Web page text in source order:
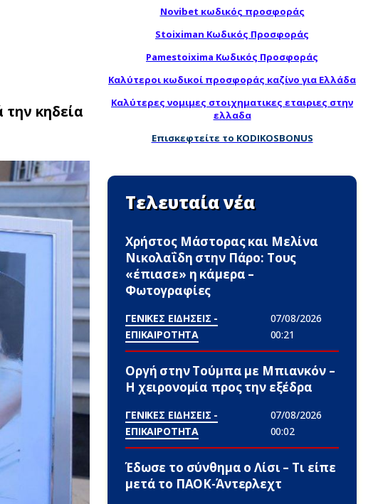
την κηδεία
Novibet κωδικός προσφοράς
Stoiximan Κωδικός Προσφοράς
Pamestoixima Κωδικός Προσφοράς
Καλύτεροι κωδικοί προσφοράς καζίνο για Ελλάδα
Καλύτερες νομιμες στοιχηματικες εταιριες στην
ελλαδα
Επισκεφτείτε το KODIKOSBONUS
Τελευταία νέα
Χρήστος Μάστορας και Μελίνα
Νικολαΐδη στην Πάρο: Τους
«έπιασε» η κάμερα –
Φωτογραφίες
ΓΕΝΙΚΕΣ ΕΙΔΗΣΕΙΣ -
ΕΠΙΚΑΙΡΟΤΗΤΑ
07/08/2026
00:21
Οργή στην Τούμπα με Μπιανκόν –
Η χειρονομία προς την εξέδρα
ΓΕΝΙΚΕΣ ΕΙΔΗΣΕΙΣ -
ΕΠΙΚΑΙΡΟΤΗΤΑ
07/08/2026
00:02
Έδωσε το σύνθημα ο Λίσι – Τι είπε
μετά το ΠΑΟΚ-Άντερλεχτ